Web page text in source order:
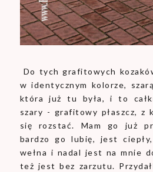
Do tych grafitowych
w identycznym kolorze,
która już tu była, i to
szary - grafitowy płaszcz, z
się rozstać. Mam go już
bardzo go lubię, jest
wełna i nadal jest na mnie
też jest bez zarzutu.